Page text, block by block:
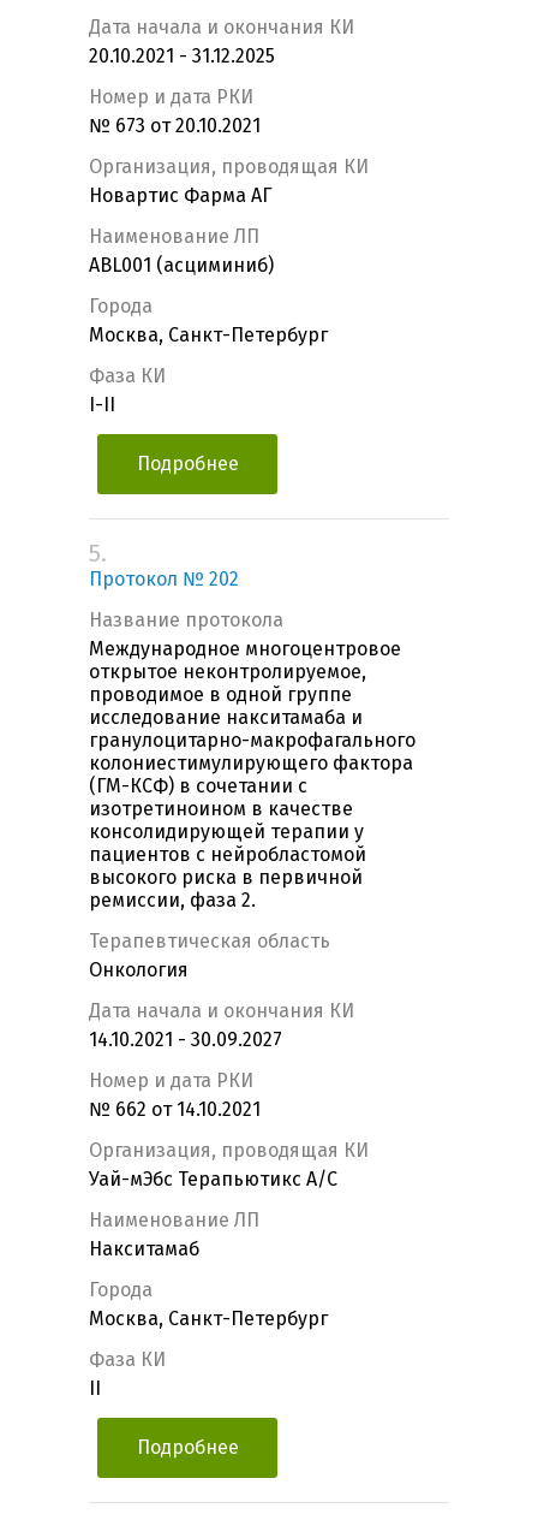
Дата начала и окончания КИ
20.10.2021 - 31.12.2025
Номер и дата РКИ
№ 673 от 20.10.2021
Организация, проводящая КИ
Новартис Фарма АГ
Наименование ЛП
ABL001 (асциминиб)
Города
Москва, Санкт-Петербург
Фаза КИ
I-II
Подробнее
5.
Протокол № 202
Название протокола
Международное многоцентровое
открытое неконтролируемое,
проводимое в одной группе
исследование накситамаба и
гранулоцитарно-макрофагального
колониестимулирующего фактора
(ГМ-КСФ) в сочетании с
изотретиноином в качестве
консолидирующей терапии у
пациентов с нейробластомой
высокого риска в первичной
ремиссии, фаза 2.
Терапевтическая область
Онкология
Дата начала и окончания КИ
14.10.2021 - 30.09.2027
Номер и дата РКИ
№ 662 от 14.10.2021
Организация, проводящая КИ
Уай-мЭбс Терапьютикс А/С
Наименование ЛП
Накситамаб
Города
Москва, Санкт-Петербург
Фаза КИ
Подробнее